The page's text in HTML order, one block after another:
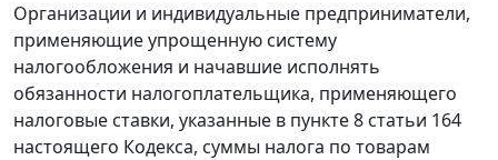
Организации и индивидуальные предприниматели,
применяющие упрощенную систему
налогообложения и начавшие исполнять
обязанности налогоплательщика, применяющего
налоговые ставки, указанные в пункте 8 статьи 164
настоящего Кодекса, суммы налога по товарам